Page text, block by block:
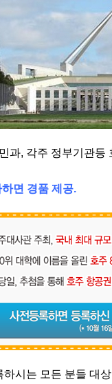
과, 각주 정부기관
면 경품 제공.
시는 모든 분들 대